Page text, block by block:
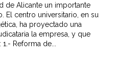
de Alicante un importante
El centro universitario, en su
ha proyectado una
la empresa, y que
Reforma de...